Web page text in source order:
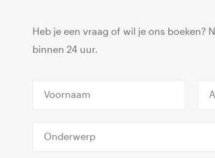
Heb je een vraag of wil je ons
binnen 24 uur.